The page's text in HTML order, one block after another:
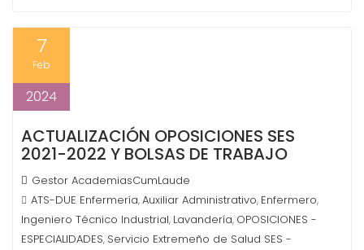
7
Feb
2024
ACTUALIZACIÓN OPOSICIONES SES
2021-2022 Y BOLSAS DE TRABAJO
Gestor AcademiasCumLaude
ATS-DUE Enfermería,Auxiliar Administrativo, Enfermero,
Ingeniero Técnico Industrial, Lavandería, OPOSICIONES -
ESPECIALIDADES, Servicio Extremeño de Salud SES -